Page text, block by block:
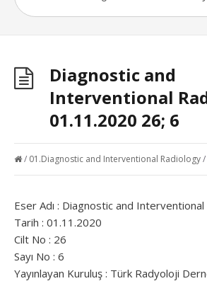
Diagnostic and
Interventional
01.11.2020 26; 6
/ 01.Diagnostic and Interventional Radiology/
Eser Adı : Diagnostic and
Tarih : 01.11.2020
Cilt No : 26
Sayı No : 6
Yayınlayan Kuruluş : Türk Radyoloji